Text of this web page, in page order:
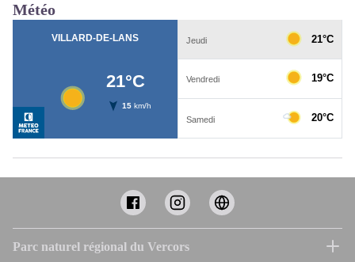
Météo
Parc naturel régional du Vercors